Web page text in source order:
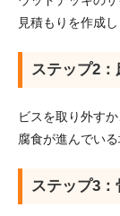
見積もりを作成し
ステップ2
ビスを取り外す
腐食が進んでい
ステップ3